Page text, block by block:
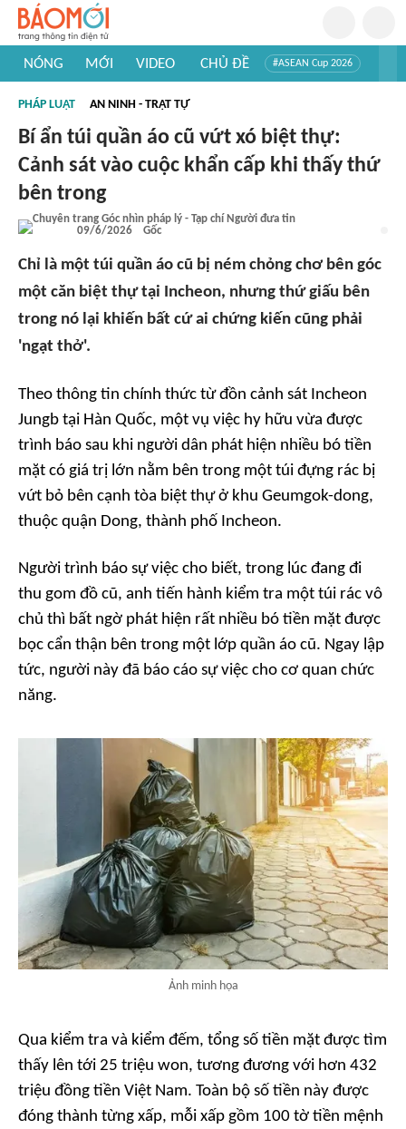
NÓNG MỚI VIDEO CHỦ ĐỀ #ASEAN Cup 2026
#Khám phá Việt Nam
#Khám phá thế giới
PHÁP LUẬT AN NINH - TRẬT TỰ
Bí ẩn túi quần áo cũ vứt xó biệt thự:
Cảnh sát vào cuộc khẩn cấp khi thấy thứ
bên trong
09/6/2026 Gốc
Chỉ là một túi quần áo cũ bị ném chỏng chơ bên góc
một căn biệt thự tại Incheon, nhưng thứ giấu bên
trong nó lại khiến bất cứ ai chứng kiến cũng phải
'ngạt thở'.
Theo thông tin chính thức từ đồn cảnh sát Incheon
Jungb tại Hàn Quốc, một vụ việc hy hữu vừa được
trình báo sau khi người dân phát hiện nhiều bó tiền
mặt có giá trị lớn nằm bên trong một túi đựng rác bị
vứt bỏ bên cạnh tòa biệt thự ở khu Geumgok-dong,
thuộc quận Dong, thành phố Incheon.
Người trình báo sự việc cho biết, trong lúc đang đi
thu gom đồ cũ, anh tiến hành kiểm tra một túi rác vô
chủ thì bất ngờ phát hiện rất nhiều bó tiền mặt được
bọc cẩn thận bên trong một lớp quần áo cũ. Ngay lập
tức, người này đã báo cáo sự việc cho cơ quan chức
năng.
Ảnh minh họa
Qua kiểm tra và kiểm đếm, tổng số tiền mặt được tìm
thấy lên tới 25 triệu won, tương đương với hơn 432
triệu đồng tiền Việt Nam. Toàn bộ số tiền này được
đóng thành từng xấp, mỗi xấp gồm 100 tờ tiền mệnh